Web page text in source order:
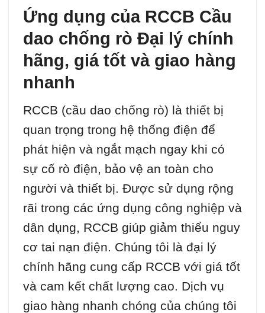
Ứng dụng của RCCB Cầu
dao chống rò Đại lý chính
hãng, giá tốt và giao hàng
nhanh
RCCB (cầu dao chống rò) là thiết bị
quan trọng trong hệ thống điện để
phát hiện và ngắt mạch ngay khi có
sự cố rò điện, bảo vệ an toàn cho
người và thiết bị. Được sử dụng rộng
rãi trong các ứng dụng công nghiệp và
dân dụng, RCCB giúp giảm thiểu nguy
cơ tai nạn điện. Chúng tôi là đại lý
chính hãng cung cấp RCCB với giá tốt
và cam kết chất lượng cao. Dịch vụ
giao hàng nhanh chóng của chúng tôi